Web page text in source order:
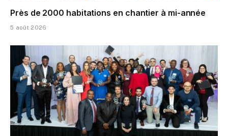
Près de 2000 habitations en chantier à mi-année
5 août 2026